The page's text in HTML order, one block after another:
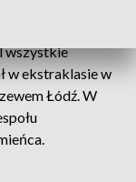
wszystkie
w ekstraklasie w
Łódź. W